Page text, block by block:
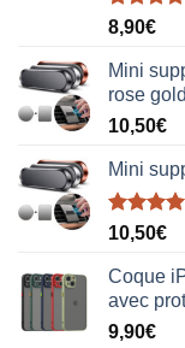
Note5.00
8,90€
Mini
rose gold
10,50€
Mini
Note5.00
10,50€
Coque
avec
9,90€